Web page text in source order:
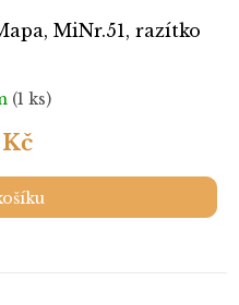
MiNr.51, razítko
(1 ks)